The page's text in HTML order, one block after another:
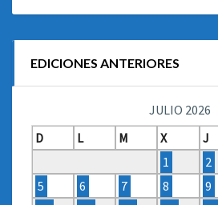
EDICIONES ANTERIORES
JULIO 2026
D
L M X J
1
2
5
6 7 8 9